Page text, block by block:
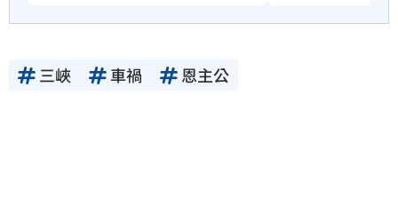
三峽 車禍 恩主公